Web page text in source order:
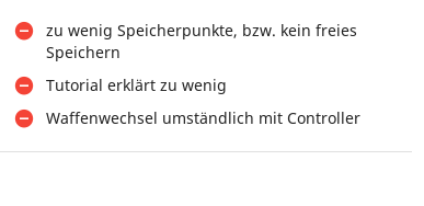
zu wenig Speicherpunkte, bzw. kein freies
Speichern
Tutorial erklärt zu wenig
Waffenwechsel umständlich mit Controller